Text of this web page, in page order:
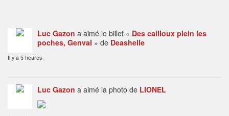
Luc Gazon a aimé le billet « Des cailloux plein les
poches, Genval » de Deashelle
Il y a 5 heures
Luc Gazon a aimé la photo de LIONEL